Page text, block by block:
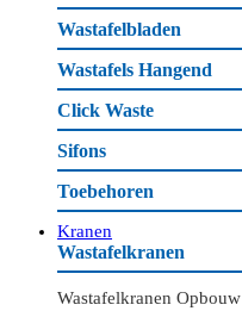
Wastafelbladen
Wastafels Hangend
Click Waste
Sifons
Toebehoren
Kranen
Wastafelkranen
Wastafelkranen Opbouw